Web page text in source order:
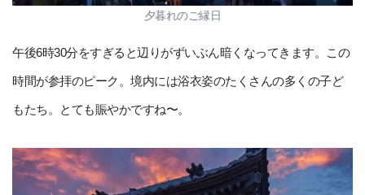
夕暮れのご縁日
午後6時30分をすぎると辺りがずいぶん暗くなってきます。この
時間が参拝のピーク。境内には浴衣姿のたくさんの多くの子ど
もたち。とても賑やかですね〜。